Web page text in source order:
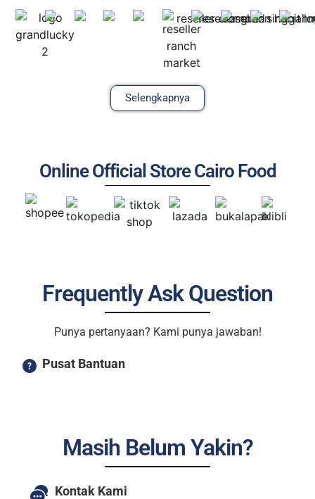
Selengkapnya
Online Official Store Cairo Food
Frequently Ask Question
Punya pertanyaan? Kami punya jawaban!
Pusat Bantuan
Masih Belum Yakin?
Kontak Kami